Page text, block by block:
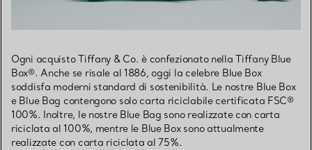
Ogni acquisto Tiffany & Co. è confezionato nella Tiffany Blue
Box®. Anche se risale al 1886, oggi la celebre Blue Box
soddisfa moderni standard di sostenibilità. Le nostre Blue Box
e Blue Bag contengono solo carta riciclabile certificata FSC®
100%. Inoltre, le nostre Blue Bag sono realizzate con carta
riciclata al 100%, mentre le Blue Box sono attualmente
realizzate con carta riciclata al 75%.